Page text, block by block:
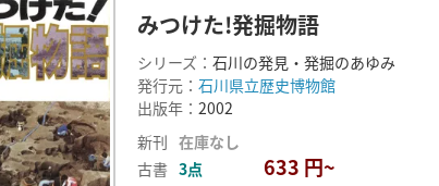
みつけた!発掘物語
シリーズ： 石川の発見・発掘のあゆみ
発行元： 石川県立歴史博物館
出版年： 2002
新刊 在庫なし
古書 3点 633 円~